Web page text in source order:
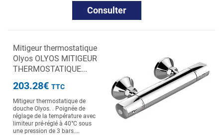
Consulter
Mitigeur thermostatique
Olyos OLYOS MITIGEUR
THERMOSTATIQUE...
203.28€ TTC
Mitigeur thermostatique de
douche Olyos. . Poignée de
réglage de la température avec
limiteur pré-réglé à 40°C sous
une pression de 3 bars....